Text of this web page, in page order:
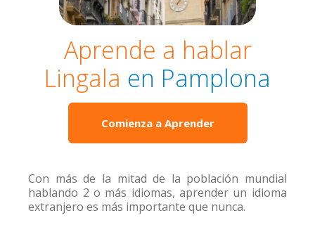
Aprende a hablar
Lingala en Pamplona
Comienza a Aprender
Con más de la mitad de la población mundial
hablando 2 o más idiomas, aprender un idioma
extranjero es más importante que nunca.